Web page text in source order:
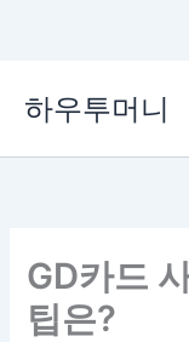
로
하우투머니
GD카드
팁은?